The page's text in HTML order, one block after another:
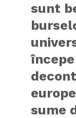
sunt
sume